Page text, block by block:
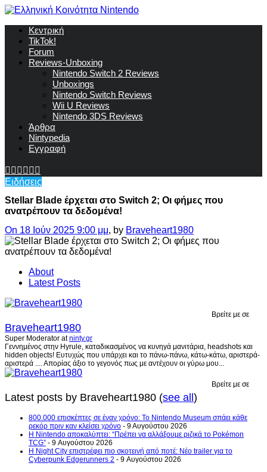
Κεντρική
TikTok!
Forum
Reviews-Unboxing
Nintendo Switch 2 Reviews
Unboxings
Nintendo Switch Reviews
Wii U Reviews
Nintendo 3DS Reviews
Άρθρα
Nintypedia
Εγγραφή
Ειδήσεις
Stellar Blade έρχεται στο Switch 2; Οι φήμες που
ανατρέπουν τα δεδομένα!
On 18 Ιούν 2025 9:00 μμ, by Braveheart1980
About
Latest Posts
Βρείτε με σε
Braveheart1980
Super Moderator atninty.gr
Γεννημένος στην Hyrule, καταδικασμένος να κυνηγά μανιτάρια, headshots και
hidden objects! Ευτυχώς που υπάρχει και το πάνω-πάνω, κάτω-κάτω, αριστερά-
αριστερά .... Απορίας άξιο το γεγονός πως με αντέχουν οι γύρω μου...
Βρείτε με σε
Latest posts by Braveheart1980 (see all)
800.000 επισκέπτες σε έναν χρόνο: Το Nintendo Museum σπάει κάθε
ρεκόρ πριν καν κλείσει χρόνο - 9 Αυγούστου 2026
Η Nintendo αποκαλύπτει: “Πρέπει να αλλάξουμε ριζικά το Pokémon
TCG” - 9 Αυγούστου 2026
Η Night City επιστρέφει πιο σκοτεινή από ποτέ: Νέο trailer για το
Cyberpunk Edgerunners 2 - 9 Αυγούστου 2026